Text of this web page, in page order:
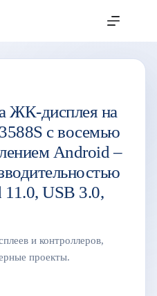
ЖК-дисплея на
с восемью
Android –
USB 3.0,
и контроллеров,
проекты.